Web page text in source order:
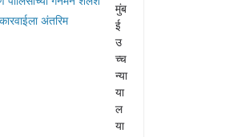
मुंब
ई
उ
च्च
न्या
या
ल
या